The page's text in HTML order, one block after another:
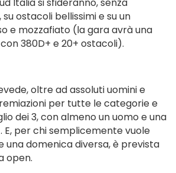
ostacoli bellissimi e su un
e mozzafiato (la gara avrà una
380D+ e 20+ ostacoli).
oltre ad assoluti uomini e
per tutte le categorie e
dei 3, con almeno un uomo e una
E, per chi semplicemente vuole
una domenica diversa, è prevista
open.